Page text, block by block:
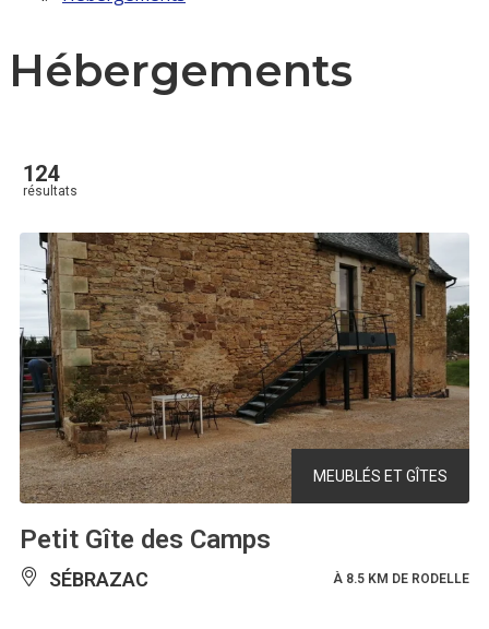
Hébergements
124
résultats
MEUBLÉS ET GÎTES
Petit Gîte des Camps
SÉBRAZAC À 8.5 KM DE RODELLE